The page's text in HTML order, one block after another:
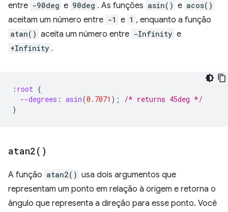
entre -90deg e 90deg . As funções asin() e acos()
aceitam um número entre -1 e 1 , enquanto a função
atan() aceita um número entre -Infinity e
+Infinity .
: root {
--degrees : asin(0.7071 );
/* returns 45deg */
}
atan2( )
A função atan2() usa dois argumentos que
representam um ponto em relação à origem e retorna o
ângulo que representa a direção para esse ponto. Você